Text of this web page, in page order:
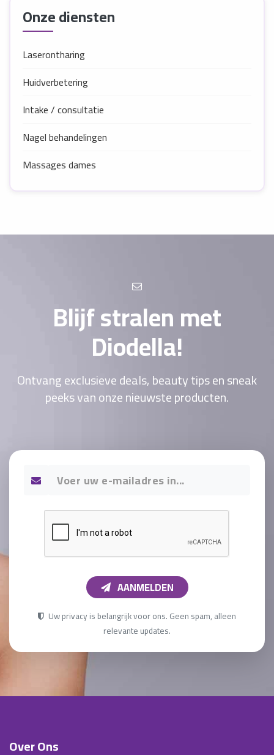
Onze diensten
Laserontharing
Huidverbetering
Intake / consultatie
Nagel behandelingen
Massages dames
Blijf stralen met
Diodella!
Ontvang exclusieve deals, beauty tips en sneak
peeks van onze nieuwste producten.
AANMELDEN
Uw privacy is belangrijk voor ons. Geen spam, alleen
relevante updates.
Over Ons